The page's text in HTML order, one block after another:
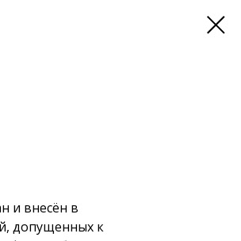
и внесён в
допущенных к